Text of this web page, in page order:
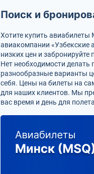
Поиск и
Хотите купить
авиакомпании «Узбекские
низких цен и
Нет необходимости делать
разнообразные варианты
себя. Цены на билеты на
для наших клиентов. Мы
вас время и день для